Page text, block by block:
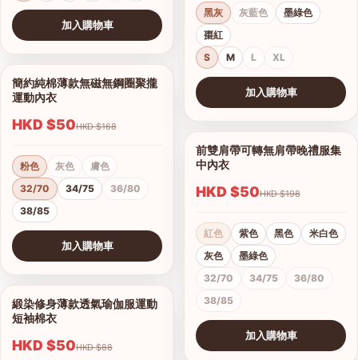
加入購物車
1/7
查看圖片
簡約純棉薄款無磁無鋼圈聚攏
運動內衣
HKD $50 HKD $168
粉色 灰色
膚色
32/70
34/75
36/80
38/85
加入購物車
1/17
查看圖片
緞染修身薄款透氣瑜伽服運動
短袖棉衣
HKD $50 HKD $88
黑灰 灰藍色
墨綠色
棗紅
S
M L XL
加入購物車
1/15
查看圖片
前雙肩帶可轉無肩帶晚禮服集
中內衣
HKD $50 HKD $198
紅色 紫色 黑色
米白色
灰色
墨綠色
32/70
34/75
36/80
38/85
加入購物車
查看圖片